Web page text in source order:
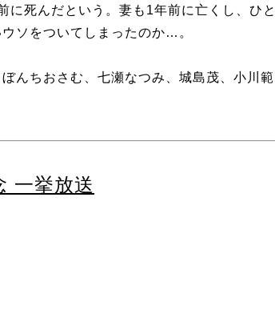
に死んだという。妻も1年前に亡くし、ひと
ソをついてしまったのか…。
んちおさむ、七瀬なつみ、城島茂、小川範
一挙放送